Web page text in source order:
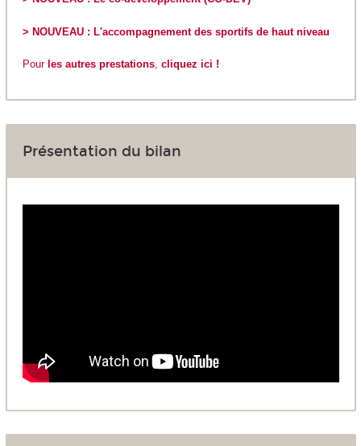
> NOUVEAU : L'accompagnement des sportifs de haut niveau
Pour les autres prestations, cliquez ici !
Présentation du bilan